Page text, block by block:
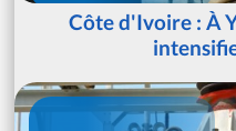
Côte d'Ivoire : À